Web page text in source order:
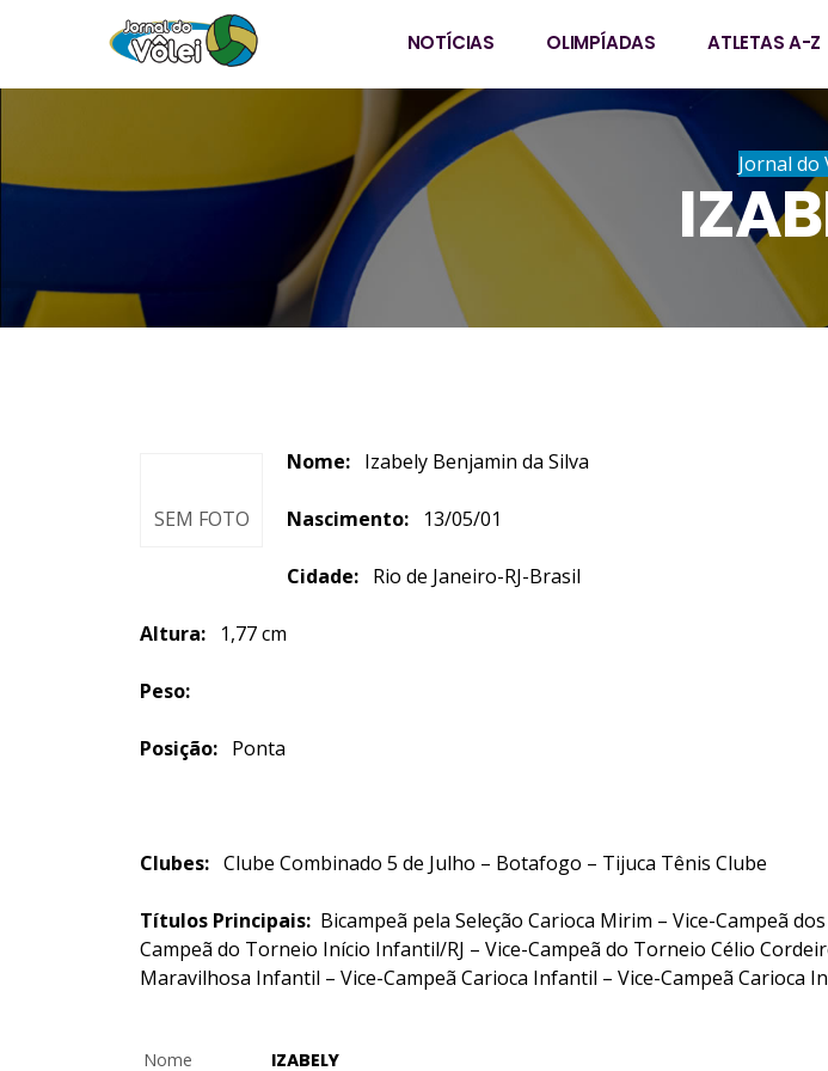
NOTÍCIAS OLIMPÍADAS ATLETAS A-Z
Jornal do
SEM FOTO
Nome: Izabely Benjamin da Silva
Nascimento: 13/05/01
Cidade: Rio de Janeiro-RJ-Brasil
Altura: 1,77 cm
Peso:
Posição: Ponta
Clubes: Clube Combinado 5 de Julho – Botafogo – Tijuca Tênis Clube
Títulos Principais: Bicampeã pela Seleção Carioca Mirim – Vice-Campeã
Campeã do Torneio Início Infantil/RJ – Vice-Campeã do Torneio Célio
Maravilhosa Infantil – Vice-Campeã Carioca Infantil – Vice-Campeã Carioca
Nome IZABELY